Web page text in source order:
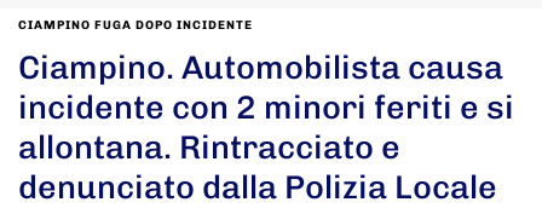
CIAMPINO FUGA DOPO INCIDENTE
Ciampino. Automobilista causa
incidente con 2 minori feriti e si
allontana. Rintracciato e
denunciato dalla Polizia Locale